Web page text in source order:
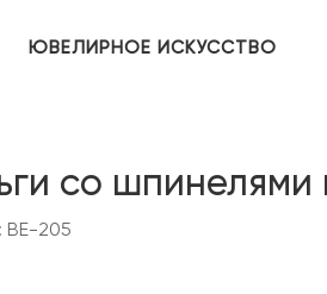
ЮВЕЛИРНОЕ ИСКУССТВО
со
BE-205